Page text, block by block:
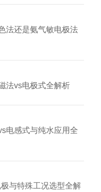
法还是氨气敏电极法
法vs电极式全解析
电感式与纯水应用全
与特殊工况选型全解